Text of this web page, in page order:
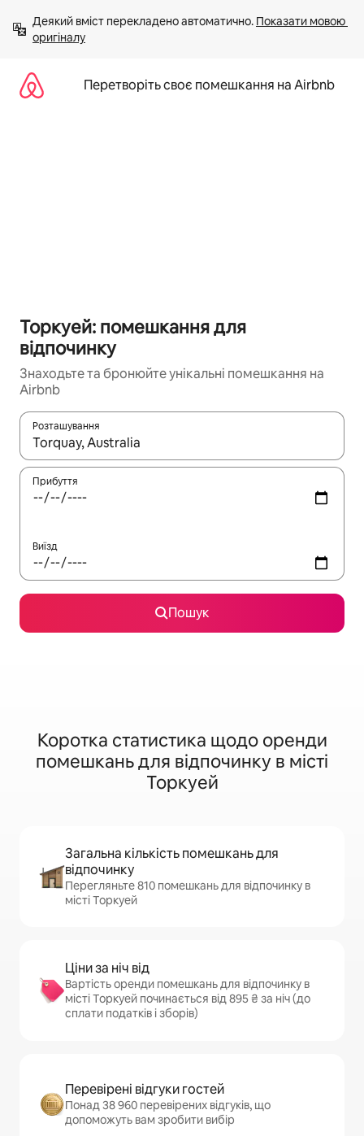
вмісту
Деякий вміст перекладено автоматично. Показати мовою
оригіналу
Перетворіть своє помешкання на Airbnb
Торкуей: помешкання для
відпочинку
Знаходьте та бронюйте унікальні помешкання на
Airbnb
Розташування
Отримавши результати пошуку, використовуйте для
Прибуття
Виїзд
Пошук
Коротка статистика щодо оренди
помешкань для відпочинку в місті
Торкуей
Загальна кількість помешкань для
відпочинку
Перегляньте 810 помешкань для відпочинку в
місті Торкуей
Ціни за ніч від
Вартість оренди помешкань для відпочинку в
місті Торкуей починається від 895 ₴ за ніч (до
сплати податків і зборів)
Перевірені відгуки гостей
Понад 38 960 перевірених відгуків, що
допоможуть вам зробити вибір